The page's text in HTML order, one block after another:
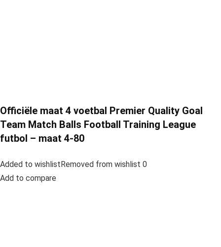
Officiële maat 4 voetbal Premier Quality Goal
Team Match Balls Football Training League
futbol – maat 4-80
Added to wishlistRemoved from wishlist 0
Add to compare